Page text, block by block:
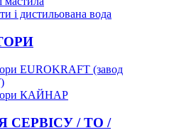
і дистильована вода
EUROKRAFT (завод
КАЙНАР
СЕРВІСУ / ТО /